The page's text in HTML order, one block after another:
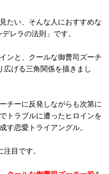
たい、そんな人におすすめな
レラの法則」です。
ンと、クールな御曹司ズーチ
げる三角関係を描きまし
チーに反発しながらも次第に
トラブルに遭ったヒロインを
す恋愛トライアングル。
注目です。